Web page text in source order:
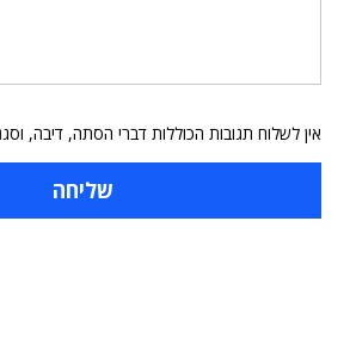
אין לשלוח תגובות הכוללות דברי הסתה, דיבה,